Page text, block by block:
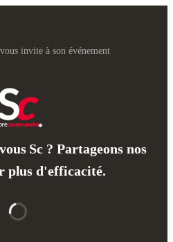
invite à son événement
Sc ? Partageons nos
plus d'efficacité.